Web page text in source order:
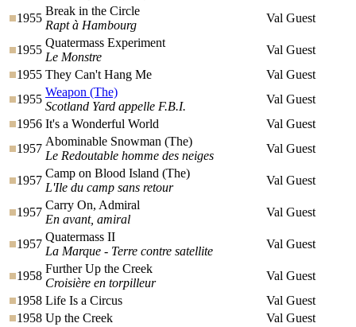
1955
Break in the Circle
Rapt à Hambourg
Val Guest
1955
Quatermass Experiment
Le Monstre
Val Guest
1955 They Can't Hang Me
Val Guest
1955
Weapon (The)
Scotland Yard appelle F.B.I.
Val Guest
1956 It's a Wonderful World
Val Guest
1957
Abominable Snowman (The)
Le Redoutable homme des neiges
Val Guest
1957
Camp on Blood Island (The)
L'Ile du camp sans retour
Val Guest
1957
Carry On, Admiral
En avant, amiral
Val Guest
1957
Quatermass II
La Marque - Terre contre satellite
Val Guest
1958
Further Up the Creek
Croisière en torpilleur
Val Guest
1958 Life Is a Circus
Val Guest
1958 Up the Creek Val Guest